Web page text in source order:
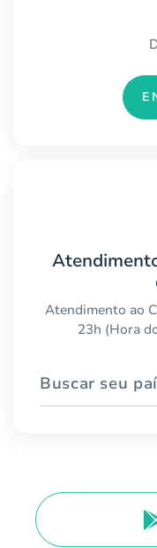
Atendimento ao
23h (Hora
Buscar seu